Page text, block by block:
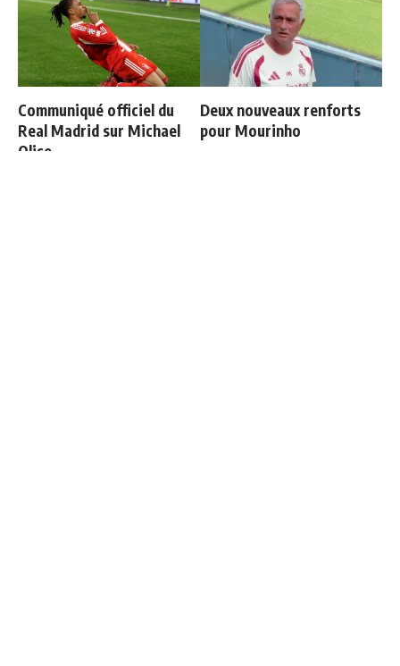
Communiqué officiel du
Real Madrid sur Michael
Olise
Deux nouveaux renforts
pour Mourinho